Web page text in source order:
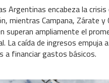
Argentinas encabeza la crisis
mientras Campana, Zárate y
superan ampliamente el
La caída de ingresos empuja
a financiar gastos básicos.